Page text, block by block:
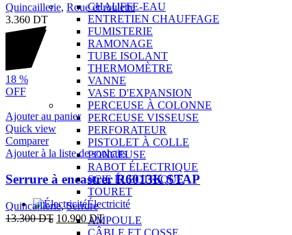
CHAUFFE-EAU
ENTRETIEN CHAUFFAGE
FUMISTERIE
RAMONAGE
TUBE ISOLANT
THERMOMÈTRE
VANNE
VASE D'EXPANSION
PERCEUSE À COLONNE
PERCEUSE VISSEUSE
PERFORATEUR
PISTOLET À COLLE
PONCEUSE
RABOT ÉLECTRIQUE
SCIE ÉLECTRIQUE
TOURET
Électricité
AMPOULE
CÂBLE ET COSSE
Quincaillerie, Roue et roulette
3.360 DT
18 %
OFF
Ajouter au panier
Quick view
Comparer
Ajouter à la liste de souhaits
Serrure à encastrer R6013K STAP
Quincaillerie,Serrure
13.300DT 10.900 DT